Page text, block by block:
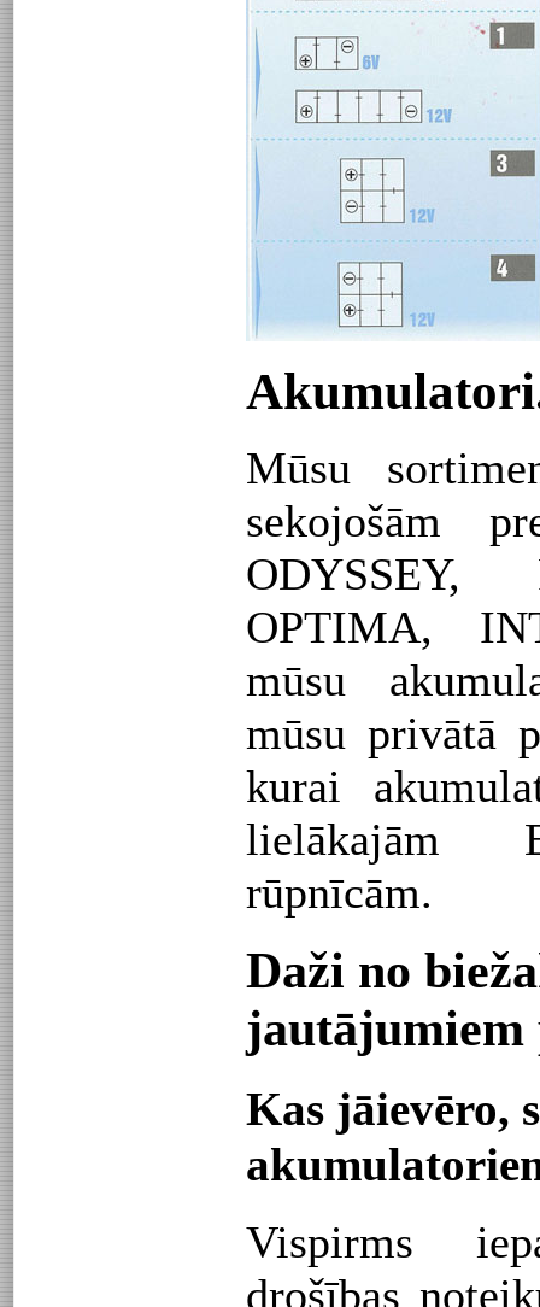
Mūsu
sekojošām
ODYSSEY,
OPTIMA,
mūsu
mūsu privātā
kurai
lielākajām
rūpnīcām.
Daži no
Kas jāievēro,
Vispirms
drošības